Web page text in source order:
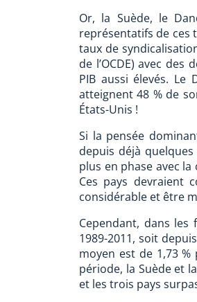
Or, la Suède, le
représentatifs de ces
taux de
de l’OCDE) avec
PIB aussi élevés.
atteignent 48 % de
États-Unis !
Si la pensée
depuis déjà
plus en phase avec
Ces pays devraient
considérable et être
Cependant, dans les
1989-2011, soit
moyen est de 1,73
période, la Suède et
et les trois pays